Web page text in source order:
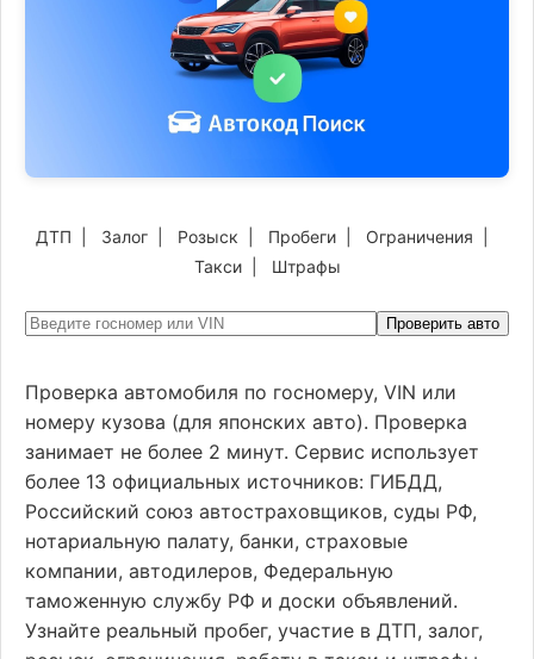
ДТП Залог Розыск Пробеги Ограничения
Такси| Штрафы
Проверить авто
Проверка автомобиля по госномеру, VIN или
номеру кузова (для японских авто). Проверка
занимает не более 2 минут. Сервис использует
более 13 официальных источников: ГИБДД,
Российский союз автостраховщиков, суды РФ,
нотариальную палату, банки, страховые
компании, автодилеров, Федеральную
таможенную службу РФ и доски объявлений.
Узнайте реальный пробег, участие в ДТП, залог,